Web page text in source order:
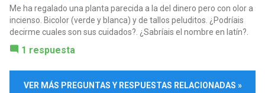
Me ha regalado una planta parecida a la del dinero pero con olor a
incienso. Bicolor (verde y blanca) y de tallos peluditos. ¿Podríais
decirme cuales son sus cuidados?. ¿Sabríais el nombre en latín?.
1 respuesta
VER MÁS PREGUNTAS Y RESPUESTAS RELACIONADAS »